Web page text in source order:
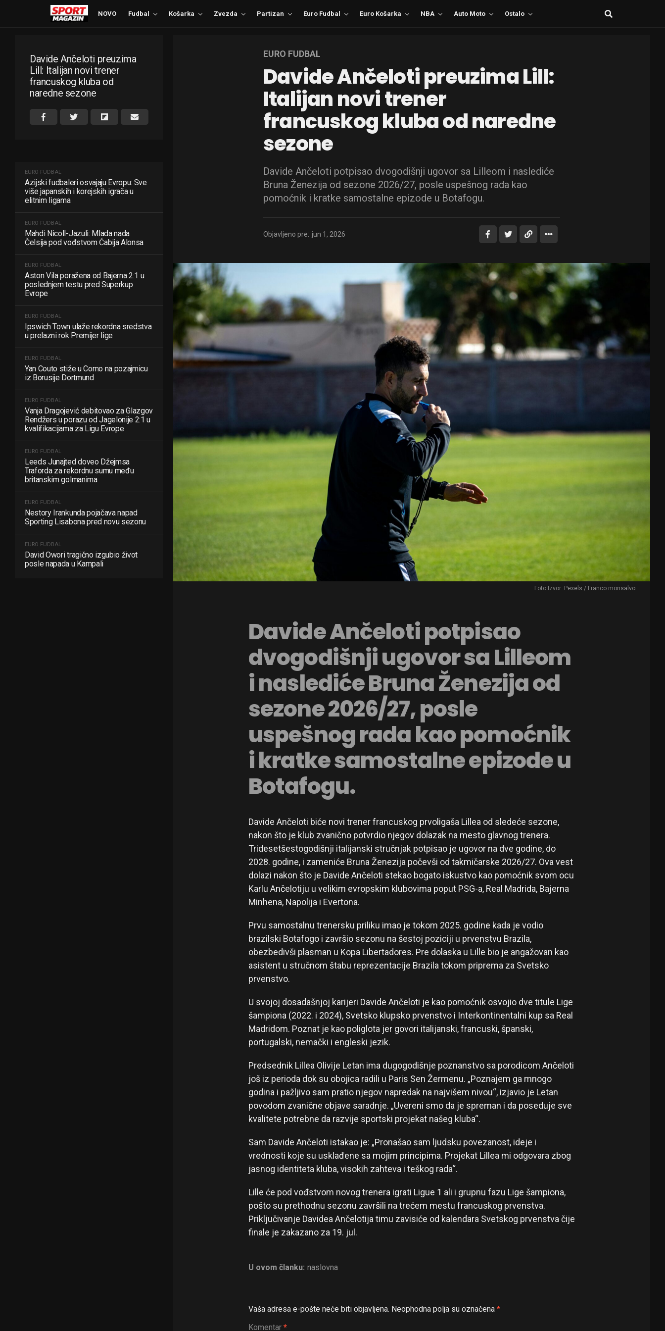
NOVO Fudbal Košarka Zvezda Partizan Euro Fudbal Euro Košarka NBA Auto Moto Ostalo
Davide Ančeloti preuzima
Lill: Italijan novi trener
francuskog kluba od
naredne sezone
EURO FUDBAL
Azijski fudbaleri osvajaju Evropu: Sve
više japanskih i korejskih igrača u
elitnim ligama
EURO FUDBAL
Mahdi Nicoll-Jazuli: Mlada nada
Čelsija pod vođstvom Ćabija Alonsa
EURO FUDBAL
Aston Vila poražena od Bajerna 2:1 u
poslednjem testu pred Superkup
Evrope
EURO FUDBAL
Ipswich Town ulaže rekordna sredstva
u prelazni rok Premijer lige
EURO FUDBAL
Yan Couto stiže u Como na pozajmicu
iz Borusije Dortmund
EURO FUDBAL
Vanja Dragojević debitovao za Glazgov
Rendžers u porazu od Jagelonije 2:1 u
kvalifikacijama za Ligu Evrope
EURO FUDBAL
Leeds Junajted doveo Džejmsa
Traforda za rekordnu sumu među
britanskim golmanima
EURO FUDBAL
Nestory Irankunda pojačava napad
Sporting Lisabona pred novu sezonu
EURO FUDBAL
David Owori tragično izgubio život
posle napada u Kampali
EURO FUDBAL
Davide Ančeloti preuzima Lill:
Italijan novi trener
francuskog kluba od naredne
sezone
Davide Ančeloti potpisao dvogodišnji ugovor sa Lilleom i naslediće
Bruna Ženezija od sezone 2026/27, posle uspešnog rada kao
pomoćnik i kratke samostalne epizode u Botafogu.
Objavljeno pre: jun 1, 2026
Foto Izvor: Pexels / Franco monsalvo
Davide Ančeloti potpisao
dvogodišnji ugovor sa Lilleom
i naslediće Bruna Ženezija od
sezone 2026/27, posle
uspešnog rada kao pomoćnik
i kratke samostalne epizode u
Botafogu.
Davide Ančeloti biće novi trener francuskog prvoligaša Lillea od sledeće sezone,
nakon što je klub zvanično potvrdio njegov dolazak na mesto glavnog trenera.
Tridesetšestogodišnji italijanski stručnjak potpisao je ugovor na dve godine, do
2028. godine, i zameniće Bruna Ženezija počevši od takmičarske 2026/27. Ova vest
dolazi nakon što je Davide Ančeloti stekao bogato iskustvo kao pomoćnik svom ocu
Karlu Ančelotiju u velikim evropskim klubovima poput PSG-a, Real Madrida, Bajerna
Minhena, Napolija i Evertona.
Prvu samostalnu trenersku priliku imao je tokom 2025. godine kada je vodio
brazilski Botafogo i završio sezonu na šestoj poziciji u prvenstvu Brazila,
obezbedivši plasman u Kopa Libertadores. Pre dolaska u Lille bio je angažovan kao
asistent u stručnom štabu reprezentacije Brazila tokom priprema za Svetsko
prvenstvo.
U svojoj dosadašnjoj karijeri Davide Ančeloti je kao pomoćnik osvojio dve titule Lige
šampiona (2022. i 2024), Svetsko klupsko prvenstvo i Interkontinentalni kup sa Real
Madridom. Poznat je kao poliglota jer govori italijanski, francuski, španski,
portugalski, nemački i engleski jezik.
Predsednik Lillea Olivije Letan ima dugogodišnje poznanstvo sa porodicom Ančeloti
još iz perioda dok su obojica radili u Paris Sen Žermenu. „Poznajem ga mnogo
godina i pažljivo sam pratio njegov napredak na najvišem nivou“, izjavio je Letan
povodom zvanične objave saradnje. „Uvereni smo da je spreman i da poseduje sve
kvalitete potrebne da razvije sportski projekat našeg kluba“.
Sam Davide Ančeloti istakao je: „Pronašao sam ljudsku povezanost, ideje i
vrednosti koje su usklađene sa mojim principima. Projekat Lillea mi odgovara zbog
jasnog identiteta kluba, visokih zahteva i teškog rada“.
Lille će pod vođstvom novog trenera igrati Ligue 1 ali i grupnu fazu Lige šampiona,
pošto su prethodnu sezonu završili na trećem mestu francuskog prvenstva.
Priključivanje Davidea Ančelotija timu zavisiće od kalendara Svetskog prvenstva čije
finale je zakazano za 19. jul.
U ovom članku: naslovna
Vaša adresa e-pošte neće biti objavljena. Neophodna polja su označena *
Komentar *